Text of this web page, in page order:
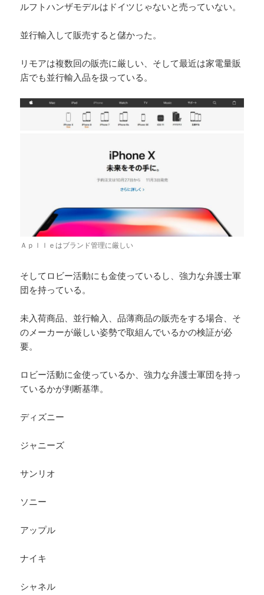
ルフトハンザモデルはドイツじゃないと売っていない。
並行輸入して販売すると儲かった。
リモアは複数回の販売に厳しい、そして最近は家電量販
店でも並行輸入品を扱っている。
Ａｐｌｌｅはブランド管理に厳しい
そしてロビー活動にも金使っているし、強力な弁護士軍
団を持っている。
未入荷商品、並行輸入、品薄商品の販売をする場合、そ
のメーカーが厳しい姿勢で取組んでいるかの検証が必
要。
ロビー活動に金使っているか、強力な弁護士軍団を持っ
ているかが判断基準。
ディズニー
ジャニーズ
サンリオ
ソニー
アップル
ナイキ
シャネル